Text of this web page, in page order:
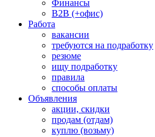
Финансы
B2B (+офис)
Работа
вакансии
требуются на подработку
резюме
ищу подработку
правила
способы оплаты
Объявления
акции, скидки
продам (отдам)
куплю (возьму)